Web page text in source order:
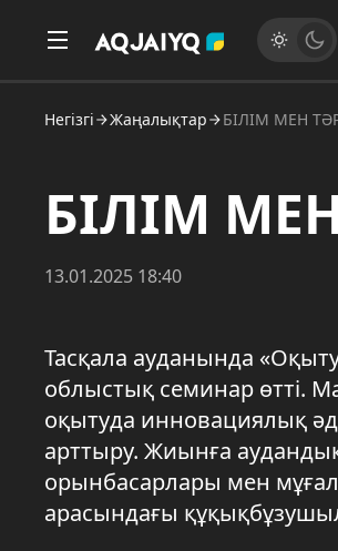
Негізгі Жаңалықтар БІЛІМ МЕН
БІЛІМ
13.01.2025 18:40
Тасқала ауданында
облыстық семинар өтті.
оқытуда инновациялық
арттыру. Жиынға
орынбасарлары мен
арасындағы